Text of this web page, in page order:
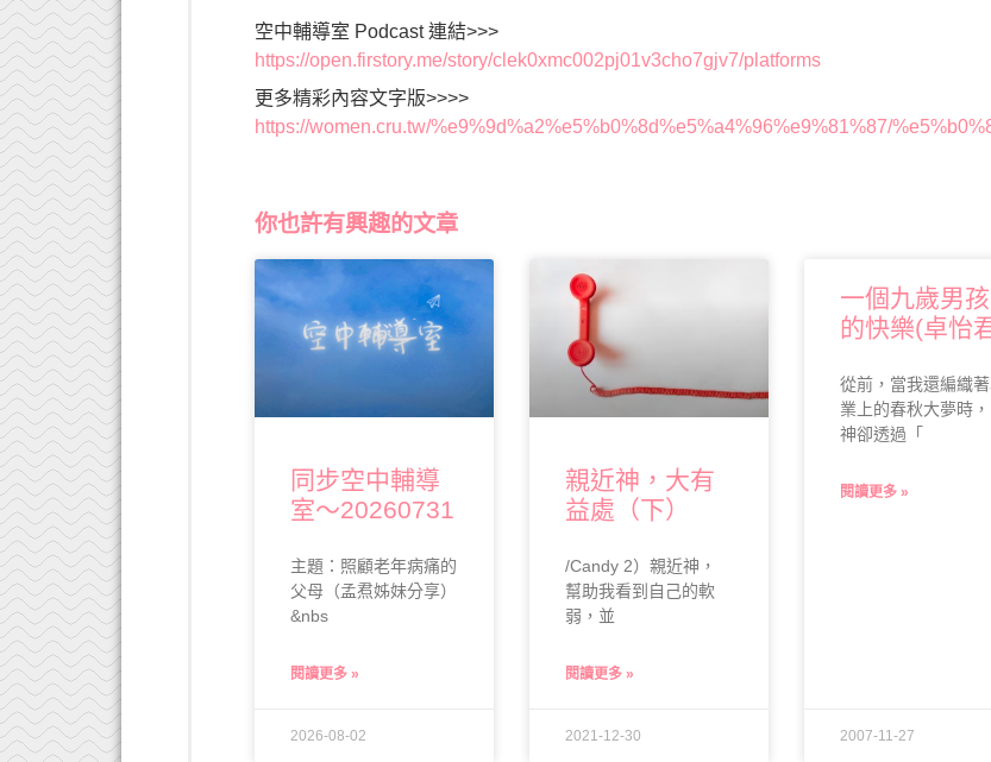
空中輔導室 Podcast 連結>>>
https://open.firstory.me/story/clek0xmc002pj01v3cho7gjv7/platforms
更多精彩內容文字版>>>>
https://women.cru.tw/%e9%9d%a2%e5%b0%8d%e5%a4%96%e9%81%87/
你也許有興趣的文章
同步空中輔導
室～20260731
主題：照顧老年病痛的
父母（孟焄姊妹分享）
&nbs
閱讀更多 »
2026-08-02
親近神，大有
益處（下）
/Candy 2）親近神，
幫助我看到自己的軟
弱，並
閱讀更多 »
2021-12-30
一個九歲男孩
的快樂(卓怡
從前，當我還編織
業上的春秋大夢時，
神卻透過「
閱讀更多 »
2007-11-27